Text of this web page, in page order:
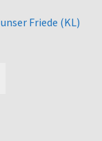
Friede (KL)